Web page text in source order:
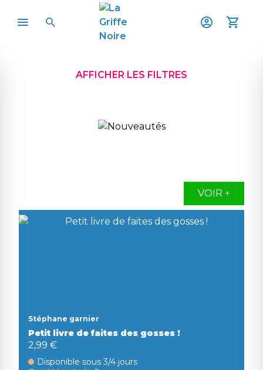
AFFICHER LES FILTRES
VOIR +
Stéphane garnier
Petit livre de faites des gosses !
2,99 €
Disponible sous 3/4 jours